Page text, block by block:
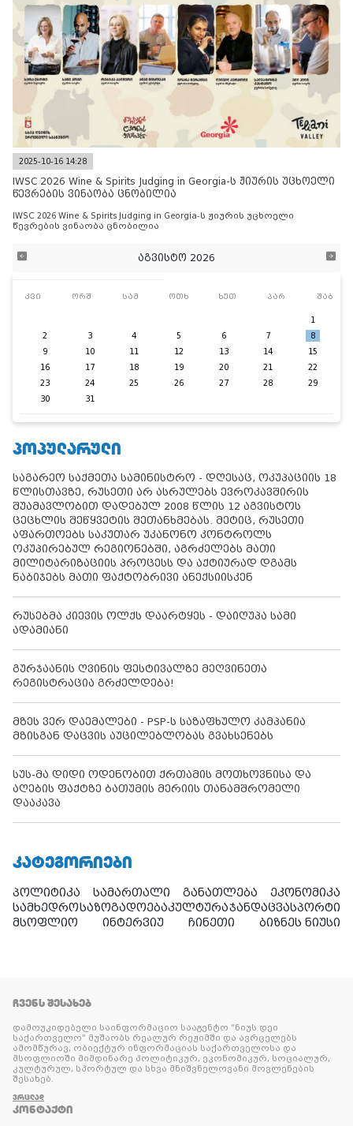
2025-10-16 14:28
IWSC 2026 Wine & Spirits Judging in Georgia-ს ჟიურის უცხოელი
წევრების ვინაობა ცნობილია
IWSC 2026 Wine & Spirits Judging in Georgia-ს ჟიურის უცხოელი
წევრების ვინაობა ცნობილია
აგვისტო 2026
კვი ორშ სამ ოთხ ხუთ პარ შაბ
1
2
3 4 5 6 7
8
9
10 11 12 13 14
15
16
17 18 19 20 21
22
23
24 25 26 27 28
29
30
31
ᲞᲝᲞᲣᲚᲐᲠᲣᲚᲘ
საგარეო საქმეთა სამინისტრო - დღესაც, ოკუპაციის 18
წლისთავზე, რუსეთი არ ასრულებს ევროკავშირის
შუამავლობით დადებულ 2008 წლის 12 აგვისტოს
ცეცხლის შეწყვეტის შეთანხმებას. მეტიც, რუსეთი
აფართოებს საკუთარ უკანონო კონტროლს
ოკუპირებულ რეგიონებში, აგრძელებს მათი
მილიტარიზაციის პროცესს და აქტიურად დგამს
ნაბიჯებს მათი ფაქტობრივი ანექსიისკენ
რუსებმა კიევის ოლქს დაარტყეს - დაიღუპა სამი
ადამიანი
გურჯაანის ღვინის ფესტივალზე მეღვინეთა
რეგისტრაცია გრძელდება!
მზეს ვერ დაემალები - PSP-ს საზაფხულო კამპანია
მზისგან დაცვის აუცილებლობას გვახსენებს
სუს-მა დიდი ოდენობით ქრთამის მოთხოვნისა და
აღების ფაქტზე ბათუმის მერიის თანამშრომელი
დააკავა
ᲙᲐᲢᲔᲒᲝᲠᲘᲔᲑᲘ
პოლიტიკა სამართალი განათლება
ეკონომიკა
სამხედროსაზოგადოებაკულტურაჯანდაცვასპორტი
მსოფლიო
ინტერვიუ ჩინეთი ბიზნეს ნიუსი
ᲩᲕᲔᲜᲡ ᲨᲔᲡᲐᲮᲔᲑ
დამოუკიდებელი საინფორმაციო სააგენტო “ნიუს დეი
საქართველო” მუშაობს რეალურ რეჟიმში და ავრცელებს
ამომწურავ, ობიექტურ ინფორმაციას საქართველოსა და
მსოფლიოში მიმდინარე პოლიტიკურ, ეკონომიკურ, სოციალურ,
კულტურულ, სპორტულ და სხვა მნიშვნელოვანი მოვლენების
შესახებ.
ᲕᲠᲪᲚᲐᲓ
ᲙᲝᲜᲢᲐᲥᲢᲘ